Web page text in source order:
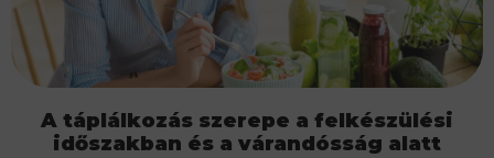
A táplálkozás szerepe a felkészülési
időszakban és a várandósság alatt